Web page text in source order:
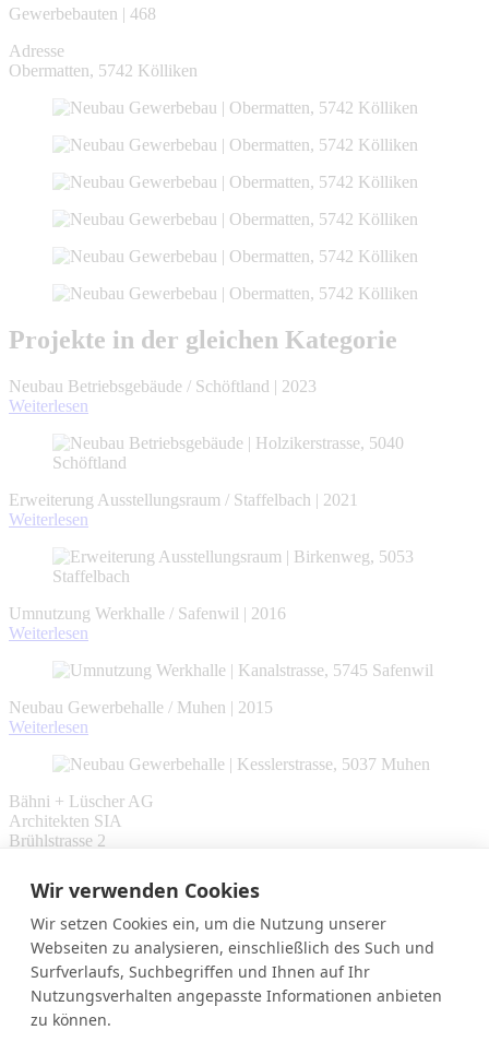
Wir verwenden Cookies
Wir setzen Cookies ein, um die Nutzung unserer
Webseiten zu analysieren, einschließlich des Such und
Surfverlaufs, Suchbegriffen und Ihnen auf Ihr
Nutzungsverhalten angepasste Informationen anbieten
zu können.
Gewerbebauten | 468
Adresse
Obermatten, 5742 Kölliken
Projekte in der gleichen Kategorie
Neubau Betriebsgebäude / Schöftland | 2023
Weiterlesen
Erweiterung Ausstellungsraum / Staffelbach | 2021
Weiterlesen
Umnutzung Werkhalle / Safenwil | 2016
Weiterlesen
Neubau Gewerbehalle / Muhen | 2015
Weiterlesen
Bähni + Lüscher AG
Architekten SIA
Brühlstrasse 2
E-Mail:
info@baluag.ch
062 737 46 86